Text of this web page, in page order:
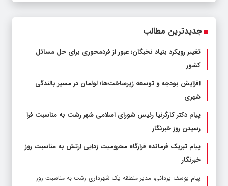
جدیدترین مطالب
تغییر رویکرد بنیاد نخبگان؛ عبور از فردمحوری برای حل مسائل
کشور
افزایش بودجه و توسعه زیرساخت‌ها؛ لولمان در مسیر بالندگی
شهری
پیام دکتر کارگرنیا رئیس شورای اسلامی شهر رشت به مناسبت فرا
رسیدن روز خبرنگار
پیام تبریک فرمانده قرارگاه محرومیت‌ زدایی ارتش به مناسبت روز
خبرنگار
پیام یوسف یزدانی، مدیر منطقه یک شهرداری رشت به مناسبت روز